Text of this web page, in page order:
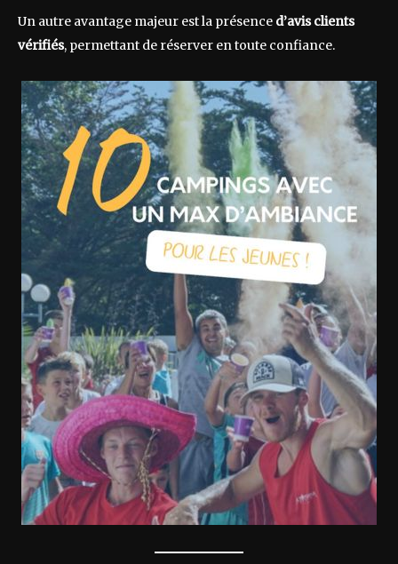
Un autre avantage majeur est la présence d’avis clients
vérifiés, permettant de réserver en toute confiance.